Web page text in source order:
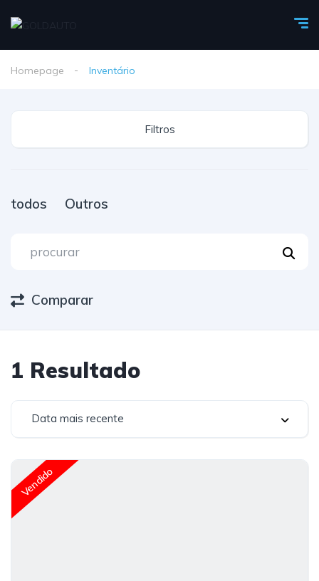
Homepage Inventário
Filtros
todos Outros
Comparar
1 Resultado
Data mais recente
Vendido